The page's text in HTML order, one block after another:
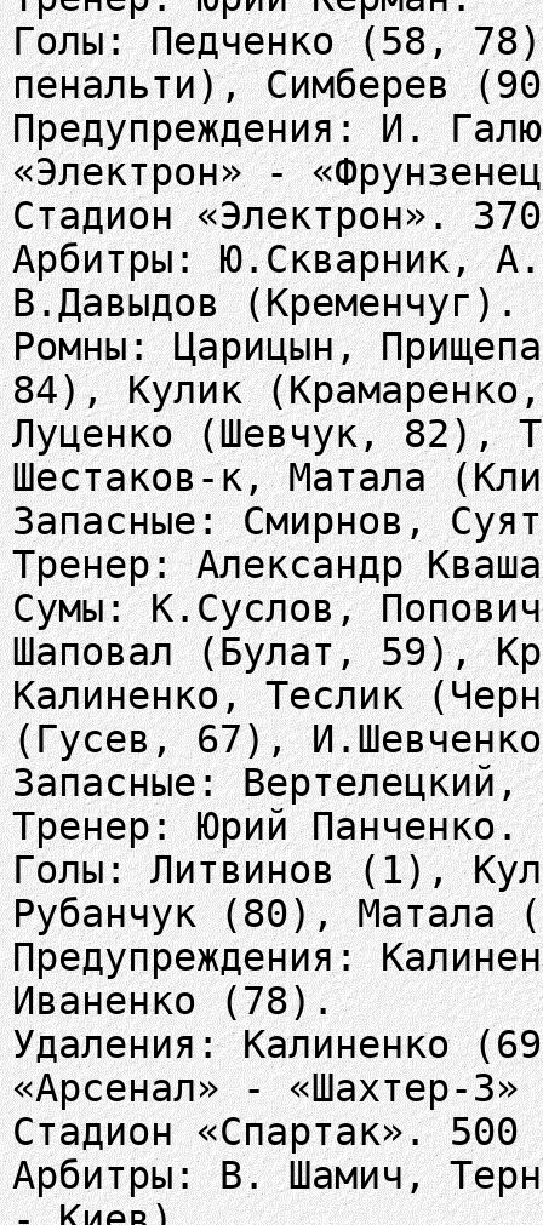
Голы: Педченко (58,
пенальти), Симберев
Предупреждения: И.
«Электрон» -
Стадион «Электрон».
Арбитры: Ю.Скварник,
В.Давыдов (Кременчуг).
Ромны: Царицын,
84), Кулик
Луценко (Шевчук, 82),
Шестаков-к, Матала
Запасные: Смирнов,
Тренер: Александр
Сумы: К.Суслов,
Шаповал (Булат, 59),
Калиненко, Теслик
(Гусев, 67),
Запасные: Вертелецкий,
Тренер: Юрий Панченко.
Голы: Литвинов (1),
Рубанчук (80), Матала
Предупреждения:
Иваненко (78).
Удаления: Калиненко
«Арсенал» - «Шахтер-
Стадион «Спартак».
Арбитры: В. Шамич,